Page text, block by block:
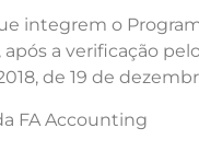
integrem o
a verificação
de 19 de
FA Accounting